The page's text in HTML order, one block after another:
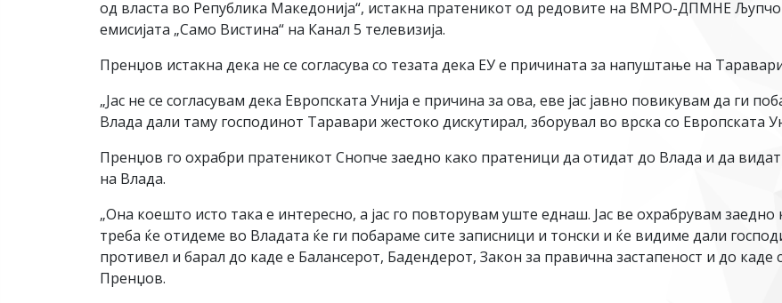
од власта во Република Македонија“, истакна пратеникот од редовите на ВМРО-ДПМНЕ
емисијата „Само Вистина“ на Канал 5 телевизија.
Пренџов истакна дека не се согласува со тезата дека ЕУ е причината за напуштање на
„Јас не се согласувам дека Европската Унија е причина за ова, еве јас јавно повикувам да ги
Влада дали таму господинот Таравари жестоко дискутирал, зборувал во врска со Европската
Пренџов го охрабри пратеникот Снопче заедно како пратеници да отидат до Влада и да
на Влада.
„Она коешто исто така е интересно, а јас го повторувам уште еднаш. Јас ве охрабрувам
треба ќе отидеме во Владата ќе ги побараме сите записници и тонски и ќе видиме дали
противел и барал до каде е Балансерот, Бадендерот, Закон за правична застапеност и до каде
Пренџов.